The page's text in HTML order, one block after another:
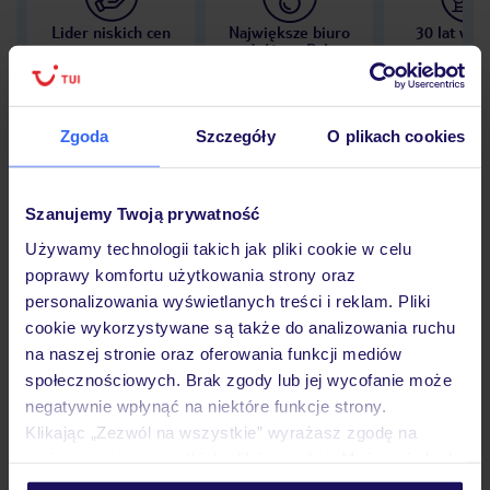
Zgoda Szczegóły O plikach cookies
Szanujemy Twoją prywatność
Używamy technologii takich jak pliki cookie w celu
poprawy komfortu użytkowania strony oraz
personalizowania wyświetlanych treści i reklam. Pliki
cookie wykorzystywane są także do analizowania ruchu
na naszej stronie oraz oferowania funkcji mediów
społecznościowych. Brak zgody lub jej wycofanie może
negatywnie wpłynąć na niektóre funkcje strony.
Klikając „Zezwól na wszystkie” wyrażasz zgodę na
personalizować swój wybór wchodząc w zakładkę
Lider niskich cen
Największe biuro
podróży w Polsce
30 lat w
Opinie
Pokoje
Wyżywienie